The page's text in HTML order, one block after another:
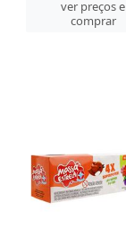
ver preços e
comprar